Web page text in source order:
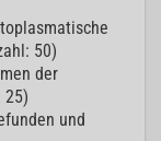
50)
der
25)
und